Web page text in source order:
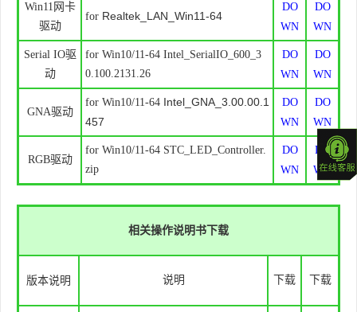
Win11网卡
驱动
for Realtek_LAN_Win11-64
DO
WN
DO
WN
Serial IO驱
动
for Win10/11-64 Intel_SerialIO_600_3
0.100.2131.26
DO
WN
DO
WN
GNA驱动
for Win10/11-64 Intel_GNA_3.00.00.1
457
DO
WN
DO
WN
RGB驱动
for Win10/11-64 STC_LED_Controller.
zip
DO
WN
DO
WN
相关操作说明书下载
版本说明 说明 下载 下载